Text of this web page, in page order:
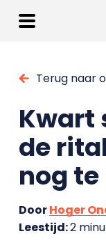
Terug naar
Kwart
de
nog te
DoorHoger
Leestijd:2